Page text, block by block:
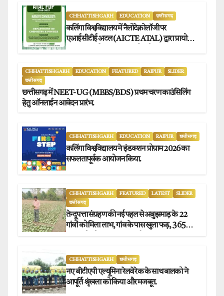
CHHATTISHGARH EDUCATION छत्तीसगढ़
कलिंगा विश्वविद्यालय में नैलोटेक्नोलॉजी पर
एआईसीटीई अटल (AICTE ATAL) द्वारा प्रायोजित
CHHATTISHGARH EDUCATION FEATURED RAIPUR
SLIDER
छत्तीसगढ़
छत्तीसगढ़ में NEET-UG (MBBS/BDS) प्रथम चरण काउंसिलिंग
हेतु ऑनलाईन आवेदन प्रारंभ.
CHHATTISHGARH EDUCATION RAIPUR छत्तीसगढ़
कलिंगा विश्वविद्यालय ने इंडक्शन प्रोग्राम 2026 का
सफलतापूर्वक आयोजन किया.
CHHATTISHGARH FEATURED LATEST
SLIDER
छत्तीसगढ़
तेन्दूपत्ता संग्रहण की नई पहल से अबुझमाड़ के 22
गांवों को मिला लाभ, गांव के पास खुला फड़, 365
CHHATTISHGARH छत्तीसगढ़
नए बीटीएपी एल्यूमिना रेलवे रेक के साथ बालको ने
आपूर्ति श्रृंखला को किया और मजबूत.